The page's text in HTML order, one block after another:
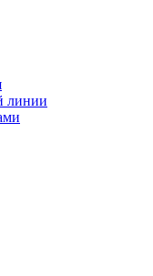
линии